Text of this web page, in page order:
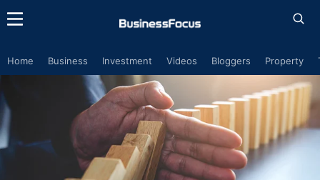
Home Business Investment Videos Bloggers Property